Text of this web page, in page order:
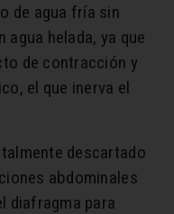
de agua fría sin
helada, ya que
de contracción y
el que inerva el
descartado
abdominales
diafragma para